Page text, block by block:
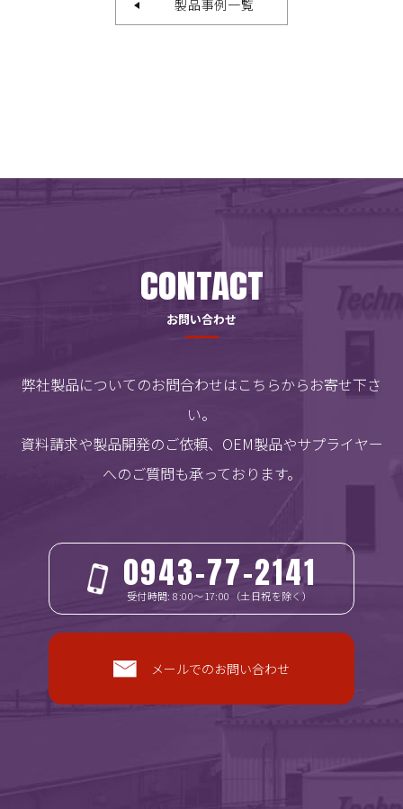
製品事例一覧
CONTACT
お問い合わせ
弊社製品についてのお問合わせはこちらからお寄せ下さ
い。
資料請求や製品開発のご依頼、OEM製品やサプライヤー
へのご質問も承っております。
0943-77-2141
受付時間: 8:00～17:00（土日祝を除く）
メールでのお問い合わせ